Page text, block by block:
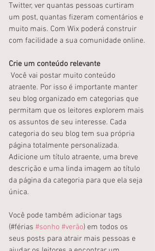
Twitter, ver quantas pessoas curtiram
um post, quantas fizeram comentários e
muito mais. Com Wix poderá construir
com facilidade a sua comunidade online.
Crie um conteúdo relevante
atraente. Por isso é importante manter
seu blog organizado em categorias que
permitam que os leitores explorem mais
os assuntos de seu interesse. Cada
categoria do seu blog tem sua própria
página totalmente personalizada.
Adicione um título atraente, uma breve
descrição e uma linda imagem ao título
da página da categoria para que ela seja
única.
Você pode também adicionar tags
(#férias #sonho #verão) em todos os
seus posts para atrair mais pessoas e